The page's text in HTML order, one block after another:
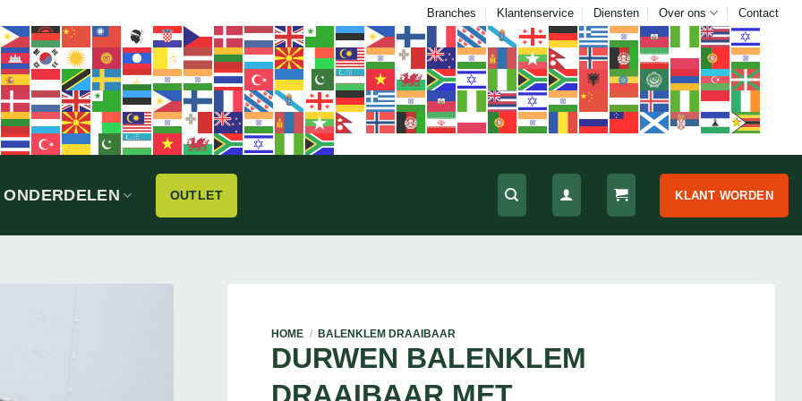
Branches Klantenservice Diensten Over ons Contact
ONDERDELEN OUTLET KLANT WORDEN
HOME / BALENKLEM DRAAIBAAR
DURWEN BALENKLEM
DRAAIBAAR MET